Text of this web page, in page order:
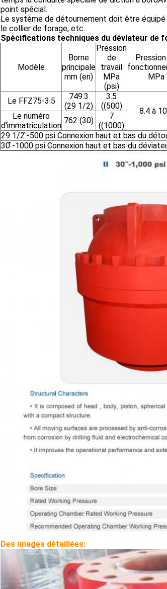
point spécial.
Le système de détournement doit être
le collier de forage, etc.
Spécifications techniques du déviateur de
Modèle
Borne
principale
mm (en)
Pression
de
travail
MPa
(psi)
MPa
Le FFZ75-3.5
749.3
(29 1/2)
3.5
((500)
8.4 à
Le numéro
d'immatriculation
762 (30)
7
((1000)
29 1/2 ̊-500 psi Connexion haut et bas du
30 ̊-1000 psi Connexion haut et bas du
Des images détaillées: